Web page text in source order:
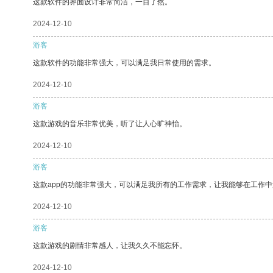
这款软件的界面设计非常简洁，一目了然。
2024-12-10
游客
这款软件的功能非常强大，可以满足我日常使用的需求。
2024-12-10
游客
这款游戏的音乐非常优美，听了让人心旷神怡。
2024-12-10
游客
这款app的功能非常强大，可以满足我所有的工作需求，让我能够在工作中
2024-12-10
游客
这款游戏的剧情非常感人，让我久久不能忘怀。
2024-12-10